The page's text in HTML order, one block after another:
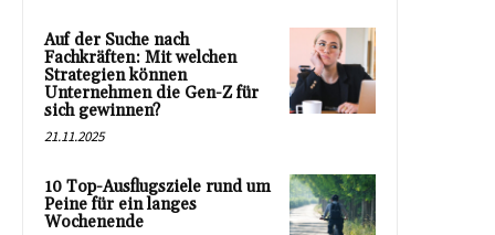
Auf der Suche nach
Fachkräften: Mit welchen
Strategien können
Unternehmen die Gen-Z für
sich gewinnen?
21.11.2025
10 Top-Ausflugsziele rund um
Peine für ein langes
Wochenende